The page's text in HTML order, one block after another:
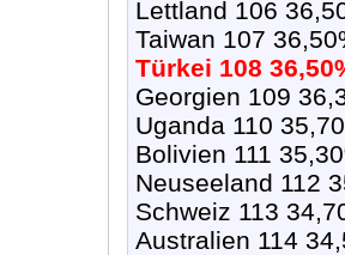
Lettland 106
Taiwan 107
Türkei 108
Georgien 109
Uganda 110
Bolivien 111
Neuseeland 112
Schweiz 113
Australien 114